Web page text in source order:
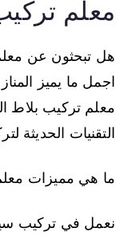
معلم
هل تبحثون عن
اجمل ما يميز
معلم تركيب بلاط
التقنيات الحديثة
ما هي مميزات
نعمل في تركيب